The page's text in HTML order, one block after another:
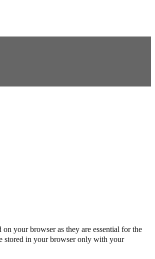
your browser as they are essential for the
stored in your browser only with your